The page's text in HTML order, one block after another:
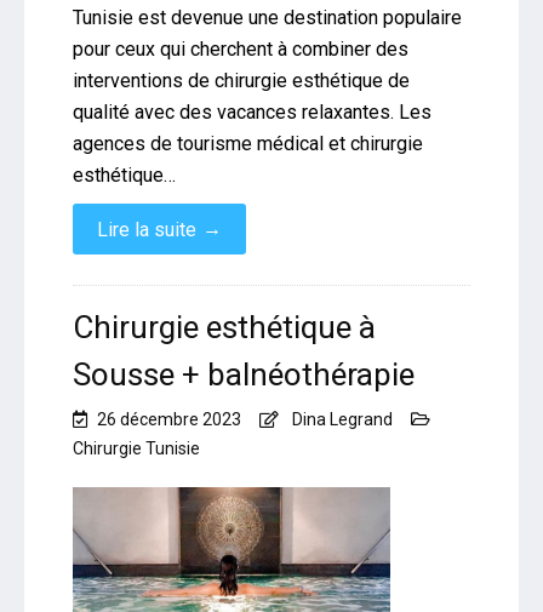
Tunisie est devenue une destination populaire
pour ceux qui cherchent à combiner des
interventions de chirurgie esthétique de
qualité avec des vacances relaxantes. Les
agences de tourisme médical et chirurgie
esthétique…
Lire la suite →
Chirurgie esthétique à
Sousse + balnéothérapie
26 décembre 2023
Dina Legrand
Chirurgie Tunisie